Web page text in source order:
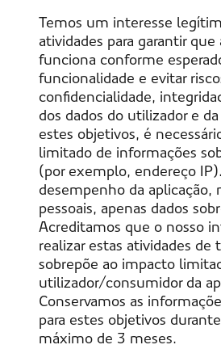
Temos um interesse
atividades para garantir
funciona conforme
funcionalidade e evitar
confidencialidade,
dos dados do utilizador e da
estes objetivos, é
limitado de informações
(por exemplo, endereço
desempenho da aplicação,
pessoais, apenas dados
Acreditamos que o nosso
realizar estas atividades de
sobrepõe ao impacto
utilizador/consumidor da
Conservamos as
para estes objetivos
máximo de 3 meses.